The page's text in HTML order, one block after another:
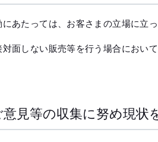
あたっては、お客さまの立場に立
面しない販売等を行う場合におい
見等の収集に努め現状